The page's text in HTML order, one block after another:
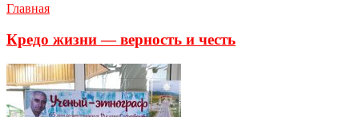
Главная
Кредо жизни — верность и честь